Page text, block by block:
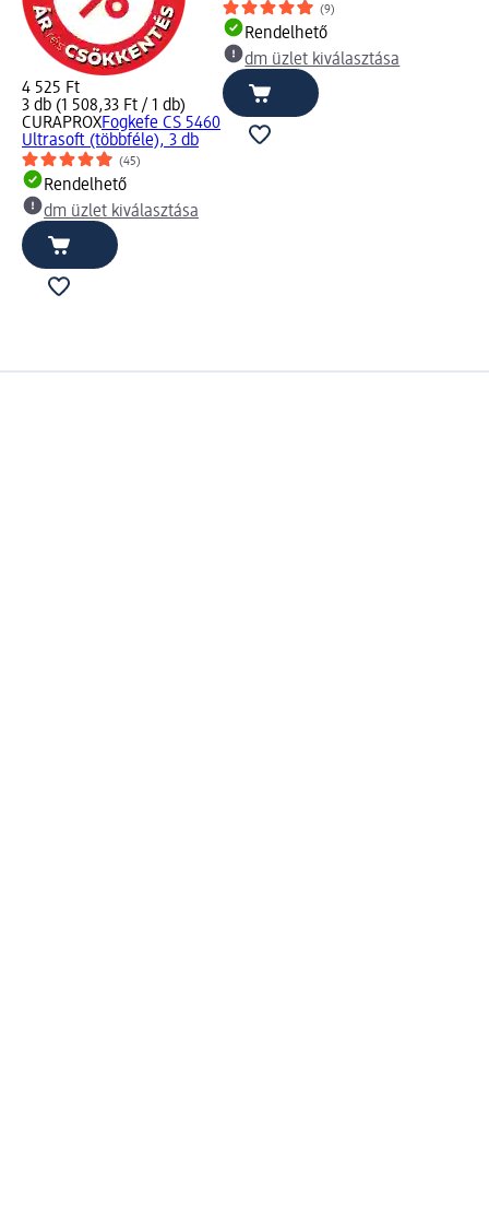
4 525 Ft
3 db (1 508,33 Ft / 1 db)
CURAPROXFogkefe CS 5460
Ultrasoft (többféle), 3 db
(45)
Rendelhető
dm üzlet kiválasztása
(9)
Rendelhető
dm üzlet kiválasztása